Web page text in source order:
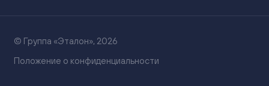
© Группа «Эталон», 2026
Положение о конфиденциальности